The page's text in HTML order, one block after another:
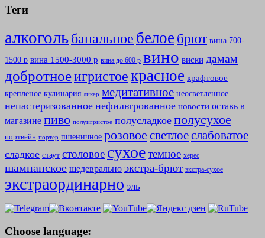
Теги
алкогольбанальное белое брют вина 700-
1500 р вина 1500-3000 р вина до 600 р вино виски дамам
добротноеигристоекрасное крафтовое
крепленое кулинария ликер медитативное неосветленное
непастеризованное нефильтрованное новости оставь в
магазине пиво полуигристое полусладкое полусухое
портвейн портер пшеничное розовое светлоеслабоватое
сладкое стаут столовое сухоетемное херес
шампанское шедеврально экстра-брют экстра-сухое
экстраординарно эль
Choose language: